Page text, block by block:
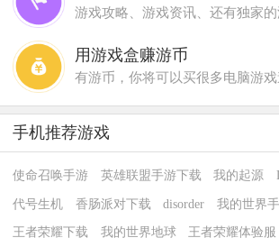
游戏攻略、游戏资讯、还有独家
用游戏盒赚游币
有游币，你将可以买很多电脑游
手机推荐游戏
使命召唤手游 英雄联盟手游下载 我的起源
代号生机 香肠派对下载 disorder 我的世界
王者荣耀下载 我的世界地球 王者荣耀体验服